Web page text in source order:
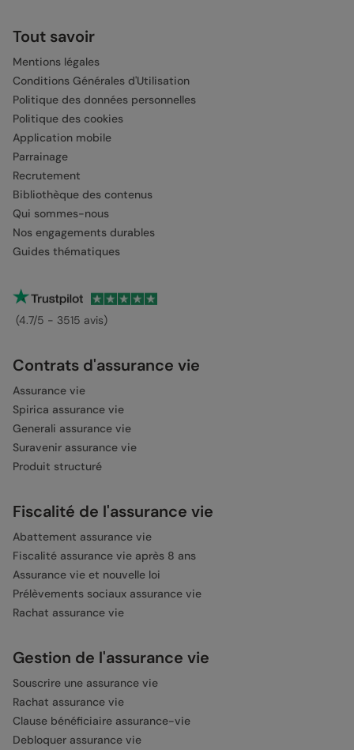
Tout savoir
Mentions légales
Conditions Générales d'Utilisation
Politique des données personnelles
Politique des cookies
Application mobile
Parrainage
Recrutement
Bibliothèque des contenus
Qui sommes-nous
Nos engagements durables
Guides thématiques
(4.7/5 - 3515 avis)
Contrats d'assurance vie
Assurance vie
Spirica assurance vie
Generali assurance vie
Suravenir assurance vie
Produit structuré
Fiscalité de l'assurance vie
Abattement assurance vie
Fiscalité assurance vie après 8 ans
Assurance vie et nouvelle loi
Prélèvements sociaux assurance vie
Rachat assurance vie
Gestion de l'assurance vie
Souscrire une assurance vie
Rachat assurance vie
Clause bénéficiaire assurance-vie
Debloquer assurance vie